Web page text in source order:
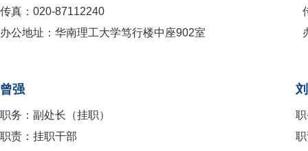
传真：020-87112240
办公地址：华南理工大学笃行楼中座902室
曾强
职务：副处长（挂职）
职责：挂职干部